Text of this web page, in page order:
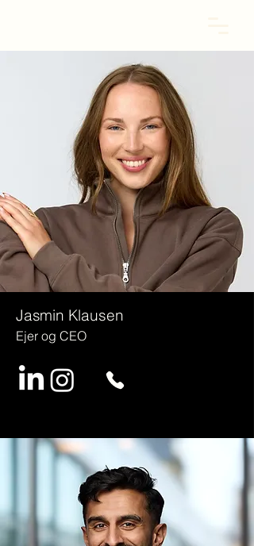
Teamet bag
DO DIFFERENT
Jasmin Klausen
Ejer og CEO